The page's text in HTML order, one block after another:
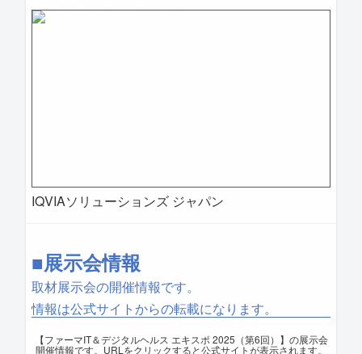
IQVIAソリューションズ ジャパン
■展示会情報
取材展示会の開催情報です。
情報は公式サイトからの転載になります。
【ファーマIT＆デジタルヘルス エキスポ 2025（第6回）】の展示会
開催情報です。URLをクリックすると公式サイトが表示されます。